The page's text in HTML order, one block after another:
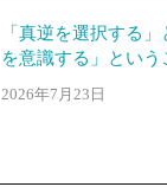
「真逆を選択する
を意識する」という
2026年7月23日